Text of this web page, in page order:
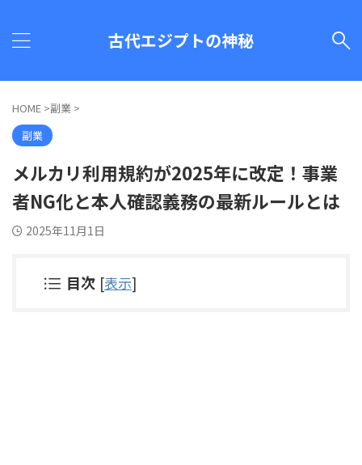
古代エジプトの神秘
HOME >副業 >
副業
メルカリ利用規約が2025年に改定！事業
者NG化と本人確認義務の最新ルールとは
2025年11月1日
目次 [表示]